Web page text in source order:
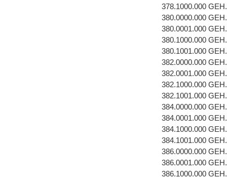
378.1000.000
380.0000.000
380.0001.000
380.1000.000
380.1001.000
382.0000.000
382.0001.000
382.1000.000
382.1001.000
384.0000.000
384.0001.000
384.1000.000
384.1001.000
386.0000.000
386.0001.000
386.1000.000